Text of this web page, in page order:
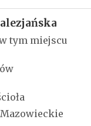
tym miejscu